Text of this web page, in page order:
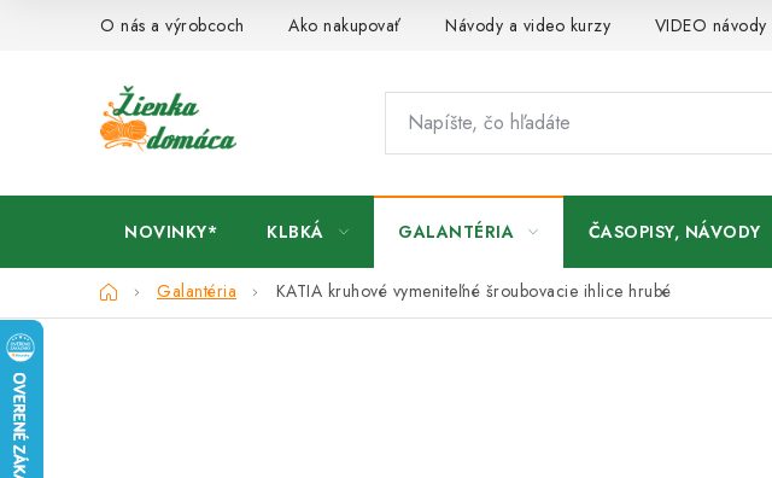
O nás a výrobcoch Ako nakupovať Návody a video kurzy VIDEO návody
NOVINKY* KLBKÁ GALANTÉRIA ČASOPISY, NÁVODY
DomovGalantéria KATIA kruhové vymeniteľné šroubovacie ihlice hrubé